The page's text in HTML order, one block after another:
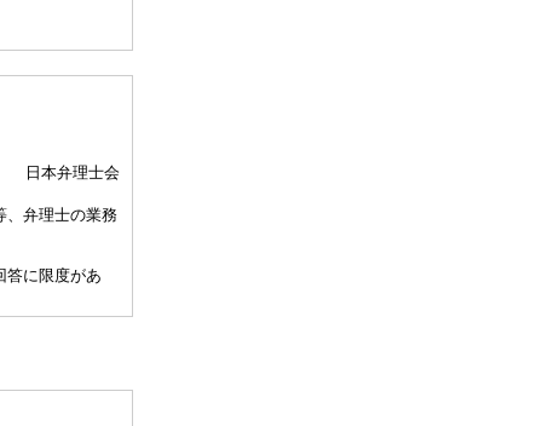
日本弁理士会
、弁理士の業務
答に限度があ
して30分以内）